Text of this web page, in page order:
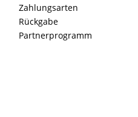
Zahlungsarten
Rückgabe
Partnerprogramm